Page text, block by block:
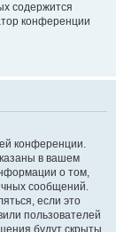
содержится
конференции
конференции.
в вашем
о том,
сообщений.
если это
пользователей
будут скрыты